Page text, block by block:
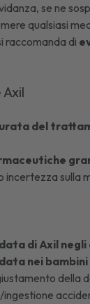
se ne
qualsiasi
raccomanda di
del
incertezza sulla
di Axil
nei
della
ingestione